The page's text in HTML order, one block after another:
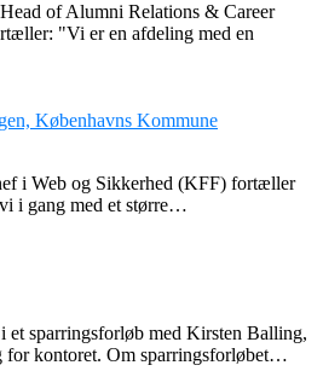
of Alumni Relations & Career
"Vi er en afdeling med en
Københavns Kommune
i Web og Sikkerhed (KFF) fortæller
i gang med et større…
et sparringsforløb med Kirsten Balling,
for kontoret. Om sparringsforløbet…